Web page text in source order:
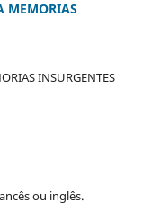
MEMORIAS
INSURGENTES
ou inglês.